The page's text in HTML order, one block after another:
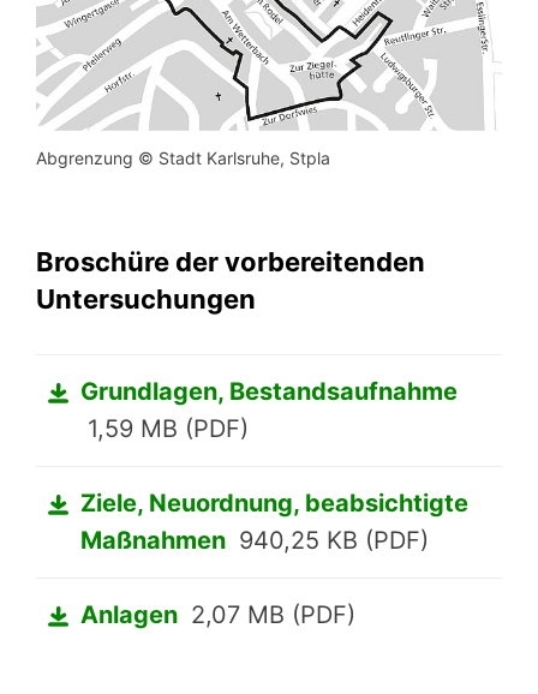
Abgrenzung © Stadt Karlsruhe, Stpla
Broschüre der vorbereitenden
Untersuchungen
Grundlagen, Bestandsaufnahme
1,59 MB (PDF)
Ziele, Neuordnung, beabsichtigte
Maßnahmen 940,25 KB (PDF)
Anlagen 2,07 MB (PDF)